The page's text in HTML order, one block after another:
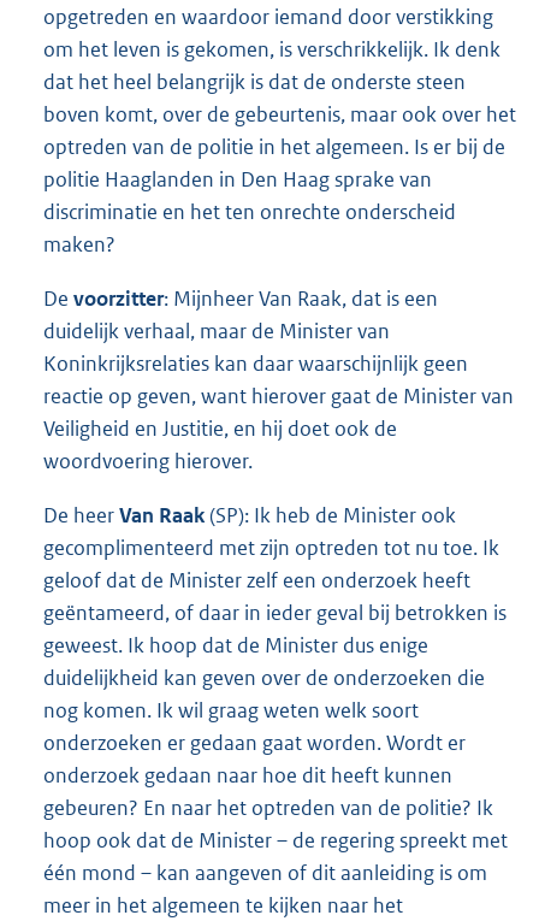
opgetreden en waardoor iemand door verstikking
om het leven is gekomen, is verschrikkelijk. Ik denk
dat het heel belangrijk is dat de onderste steen
boven komt, over de gebeurtenis, maar ook over het
optreden van de politie in het algemeen. Is er bij de
politie Haaglanden in Den Haag sprake van
discriminatie en het ten onrechte onderscheid
maken?
De voorzitter: Mijnheer Van Raak, dat is een
duidelijk verhaal, maar de Minister van
Koninkrijksrelaties kan daar waarschijnlijk geen
reactie op geven, want hierover gaat de Minister van
Veiligheid en Justitie, en hij doet ook de
woordvoering hierover.
De heerVan Raak(SP): Ik heb de Minister ook
gecomplimenteerd met zijn optreden tot nu toe. Ik
geloof dat de Minister zelf een onderzoek heeft
geëntameerd, of daar in ieder geval bij betrokken is
geweest. Ik hoop dat de Minister dus enige
duidelijkheid kan geven over de onderzoeken die
nog komen. Ik wil graag weten welk soort
onderzoeken er gedaan gaat worden. Wordt er
onderzoek gedaan naar hoe dit heeft kunnen
gebeuren? En naar het optreden van de politie? Ik
hoop ook dat de Minister – de regering spreekt met
één mond – kan aangeven of dit aanleiding is om
meer in het algemeen te kijken naar het